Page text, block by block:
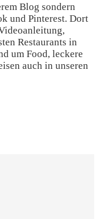
Blog sondern
und Pinterest. Dort
Restaurants in
um Food, leckere
auch in unseren